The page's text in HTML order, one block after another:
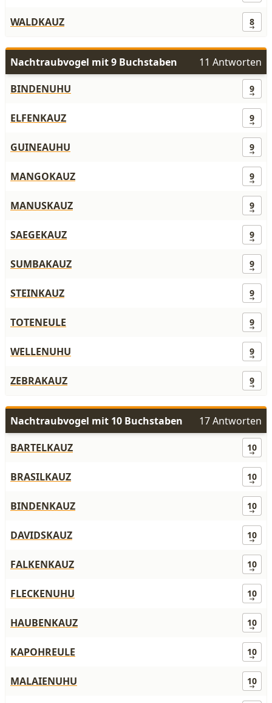
WALDKAUZ 8
Nachtraubvogel mit 9 Buchstaben
11 Antworten
BINDENUHU
9
ELFENKAUZ 9
GUINEAUHU 9
MANGOKAUZ 9
MANUSKAUZ 9
SAEGEKAUZ 9
SUMBAKAUZ 9
STEINKAUZ 9
TOTENEULE 9
WELLENUHU 9
ZEBRAKAUZ 9
Nachtraubvogel mit 10 Buchstaben
17 Antworten
BARTELKAUZ
10
BRASILKAUZ 10
BINDENKAUZ 10
DAVIDSKAUZ 10
FALKENKAUZ 10
FLECKENUHU 10
HAUBENKAUZ 10
KAPOHREULE 10
MALAIENUHU 10